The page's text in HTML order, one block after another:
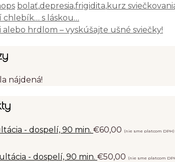
Značky
bolať,depresia,frigidita,kurz
chlebík… s láskou…
hrdlom – vyskúšajte ušné sviečky!
nájdená!
- dospelí, 90 min. €60,00 (nie sme platcom DPH)
- dospelí, 90 min. €50,00 (nie sme platcom